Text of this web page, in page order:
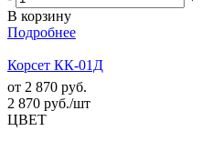
В корзину
Подробнее
Корсет КК-01Д
от 2 870 руб.
2 870 руб./шт
ЦВЕТ